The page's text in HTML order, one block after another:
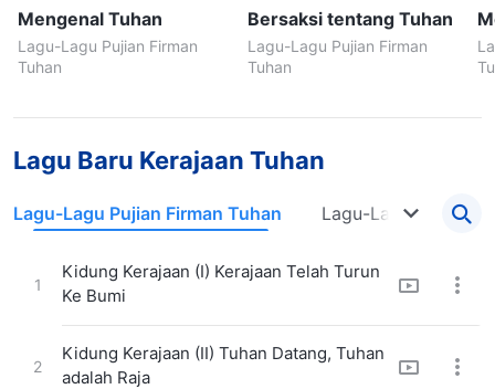
Mengenal Tuhan
Lagu-Lagu Pujian Firman
Tuhan
Bersaksi tentang Tuhan
Lagu-Lagu Pujian Firman
Tuhan
Lagu Baru Kerajaan Tuhan
Lagu-Lagu Pujian Firman Tuhan Lagu-Lagu Pujian
1
Kidung Kerajaan (I) Kerajaan Telah Turun
Ke Bumi
2
Kidung Kerajaan (II) Tuhan Datang, Tuhan
adalah Raja